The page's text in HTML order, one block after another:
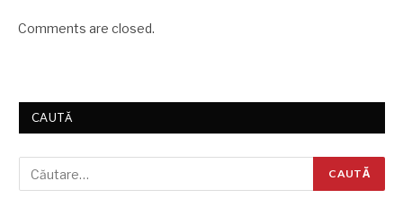
Comments are closed.
CAUTĂ